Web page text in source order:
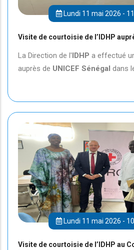
Lundi 11 mai 2026 -
Visite de courtoisie de l’IDHP
La Direction de l'IDHP a effectué
auprès de UNICEF Sénégal dans
Lundi 11 mai 2026 -
Visite de courtoisie de l’IDHP au